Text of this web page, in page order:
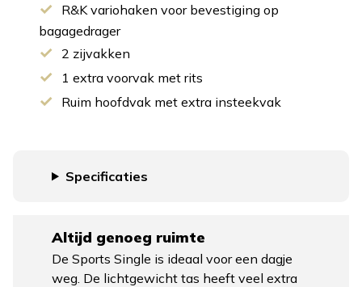
R&K variohaken voor bevestiging op
bagagedrager
2 zijvakken
1 extra voorvak met rits
Ruim hoofdvak met extra insteekvak
Specificaties
Altijd genoeg ruimte
De Sports Single is ideaal voor een dagje
weg. De lichtgewicht tas heeft veel extra